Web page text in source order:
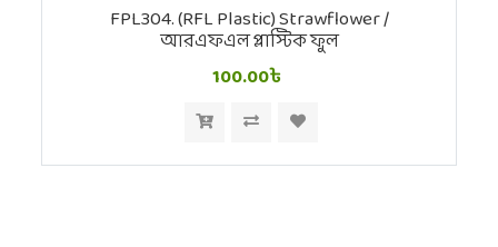
FPL304. (RFL Plastic) Strawflower /
আরএফএল প্লাস্টিক ফুল
100.00৳